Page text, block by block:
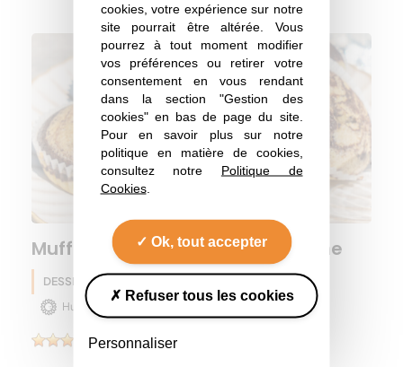
cookies, votre expérience sur notre
site pourrait être altérée. Vous
pourrez à tout moment modifier
vos préférences ou retirer votre
consentement en vous rendant
dans la section "Gestion des
cookies" en bas de page du site.
Pour en savoir plus sur notre
politique en matière de cookies,
consultez notre Politique de
Cookies.
Ok, tout accepter
Refuser tous les cookies
Personnaliser
Muffins marbrés 100% pois chiche
DESSERT
Huile de tournesol
(1)